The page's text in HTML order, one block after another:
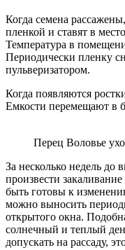
Когда семена
пленкой и ставят в
Температура в
Периодически пленку
пульверизатором.
Когда появляются
Емкости перемещают в
Перец Воловье
За несколько недель до
произвести
быть готовы к
можно выносить
открытого окна.
солнечный и теплый
допускать на рассаду,